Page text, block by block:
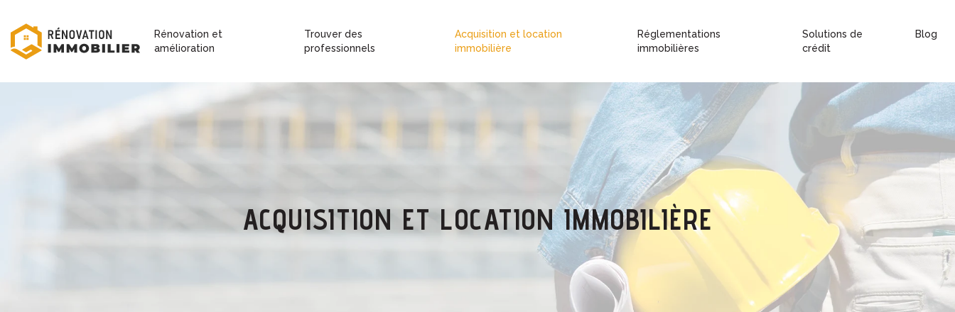
Rénovation et
amélioration
Trouver des
professionnels
Acquisition et location
immobilière
Réglementations
immobilières
Solutions de
crédit
Blog
ACQUISITION ET LOCATION IMMOBILIÈRE